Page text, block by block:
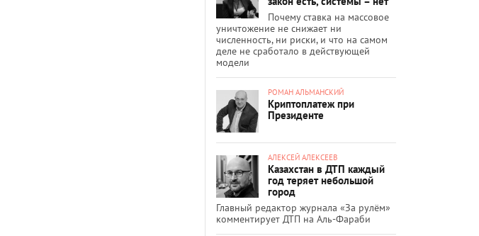
Почему ставка на массовое
уничтожение не снижает ни
численность, ни риски, и что на самом
деле не сработало в действующей
модели
РОМАН АЛЬМАНСКИЙ
Криптоплатеж при
Президенте
АЛЕКСЕЙ АЛЕКСЕЕВ
Казахстан в ДТП каждый
год теряет небольшой
город
Главный редактор журнала «За рулём»
комментирует ДТП на Аль-Фараби